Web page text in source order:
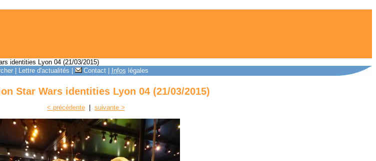
identities Lyon 04 (21/03/2015)
| Lettre d'actualités Contact| Infos légales
Star Wars identities Lyon 04 (21/03/2015)
< précédente suivante >